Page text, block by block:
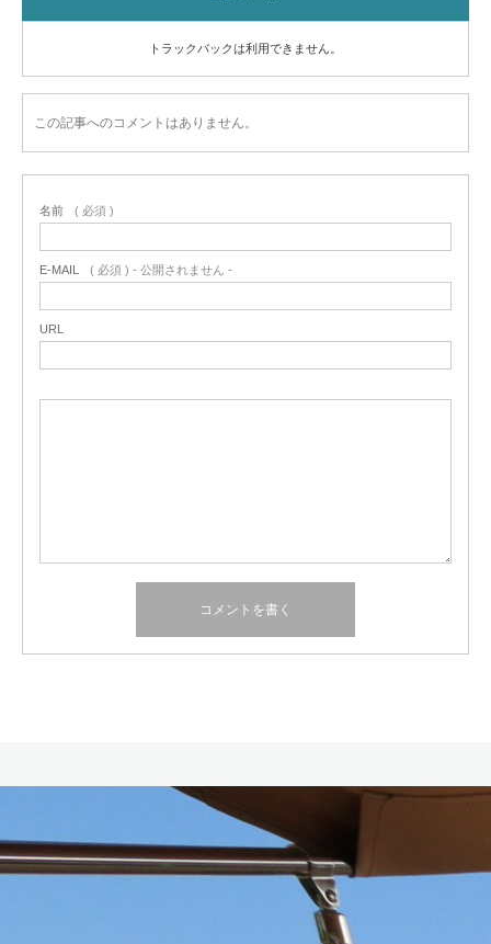
トラックバックは利用できません。
この記事へのコメントはありません。
名前 ( 必須 )
E-MAIL ( 必須 ) - 公開されません -
URL